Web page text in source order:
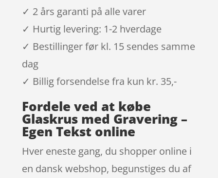
✓ 2 års garanti på alle varer
✓ Hurtig levering: 1-2 hverdage
✓ Bestillinger før kl. 15 sendes samme
dag
✓ Billig forsendelse fra kun kr. 35,-
Fordele ved at købe
Glaskrus med Gravering –
Egen Tekst online
Hver eneste gang, du shopper online i
en dansk webshop, begunstiges du af